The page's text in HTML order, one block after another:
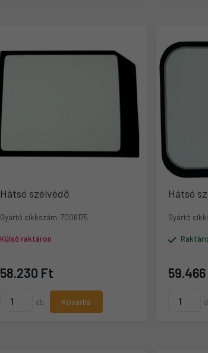
Hátsó szélvédő
Gyártó cikkszám: 7006175
Külső raktáron
58.230 Ft
db Kosárba
Hátsó
Gyártó